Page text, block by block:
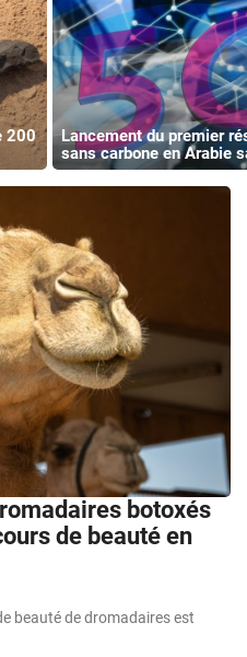
200
Lancement du premier
sans carbone en Arabie
botoxés
de beauté en
beauté de dromadaires est